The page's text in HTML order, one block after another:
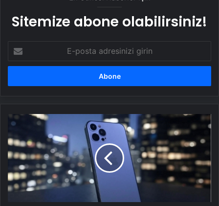
Sitemize abone olabilirsiniz!
posta
adresinizi
iPhone
fırtınası!
Apple,
küresel
akıllı
telefon
pazarında
zirveye